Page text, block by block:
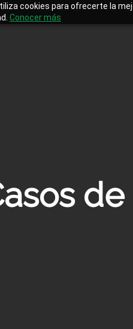
cookies para ofrecerte la
Conocer más